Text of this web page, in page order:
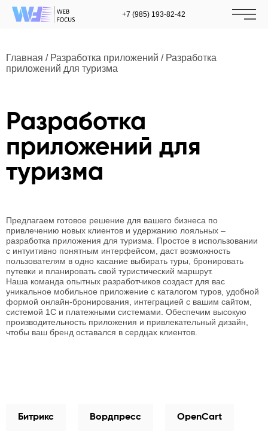
+7 (985) 193-82-42
Главная / Разработка приложений / Разработка
приложений для туризма
Разработка
приложений для
туризма
Предлагаем готовое решение для вашего бизнеса по
привлечению новых клиентов и удержанию лояльных –
разработка приложения для туризма . Простое в использовании
с интуитивно понятным интерфейсом, даст возможность
пользователям в одно касание выбирать туры бронировать
путевки и планировать свой туристический маршрут.
Наша команда опытных разработчиков создаст для вас
уникальное мобильное приложение с каталогом туров , удобной
формой онлайн-бронирования , интеграцией с вашим сайтом,
системой 1С и платежными системами. Обеспечим высокую
производительность приложения и привлекательный дизайн,
чтобы ваш бренд оставался в сердцах клиентов.
Битрикс Вордпресс OpenCart